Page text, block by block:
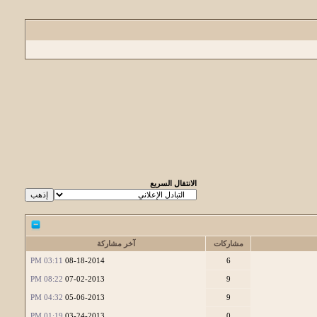
الانتقال السريع
مشاركات
آخر مشاركة
6
08-18-2014
03:11 PM
9
07-02-2013
08:22 PM
9
05-06-2013
04:32 PM